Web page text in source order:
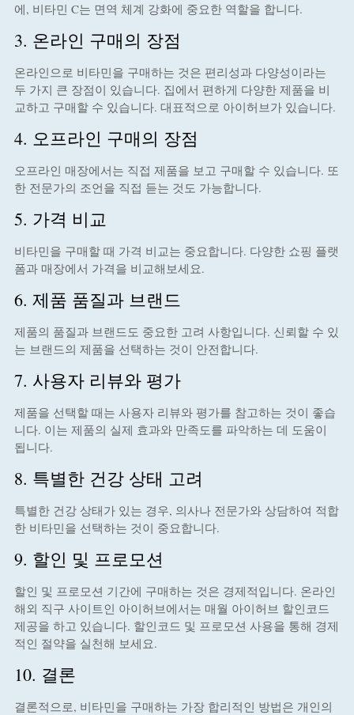
에, 비타민 C는 면역 체계 강화에 중요한 역할을 합니다​​.
3. 온라인 구매의 장점
온라인으로 비타민을 구매하는 것은 편리성과 다양성이라는
두 가지 큰 장점이 있습니다. 집에서 편하게 다양한 제품을 비
교하고 구매할 수 있습니다. 대표적으로 아이허브가 있습니다.
4. 오프라인 구매의 장점
오프라인 매장에서는 직접 제품을 보고 구매할 수 있습니다. 또
한 전문가의 조언을 직접 듣는 것도 가능합니다.
5. 가격 비교
비타민을 구매할 때 가격 비교는 중요합니다. 다양한 쇼핑 플랫
폼과 매장에서 가격을 비교해보세요.
6. 제품 품질과 브랜드
제품의 품질과 브랜드도 중요한 고려 사항입니다. 신뢰할 수 있
는 브랜드의 제품을 선택하는 것이 안전합니다.
7. 사용자 리뷰와 평가
제품을 선택할 때는 사용자 리뷰와 평가를 참고하는 것이 좋습
니다. 이는 제품의 실제 효과와 만족도를 파악하는 데 도움이
됩니다.
8. 특별한 건강 상태 고려
특별한 건강 상태가 있는 경우, 의사나 전문가와 상담하여 적합
한 비타민을 선택하는 것이 중요합니다.
9. 할인 및 프로모션
할인 및 프로모션 기간에 구매하는 것은 경제적입니다. 온라인
해외 직구 사이트인 아이허브에서는 매월 아이허브 할인코드
제공을 하고 있습니다. 할인코드 및 프로모션 사용을 통해 경제
적인 절약을 실천해 보세요.
10. 결론
결론적으로, 비타민을 구매하는 가장 합리적인 방법은 개인의